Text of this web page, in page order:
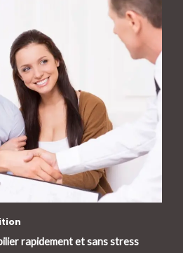
rapidement et sans stress